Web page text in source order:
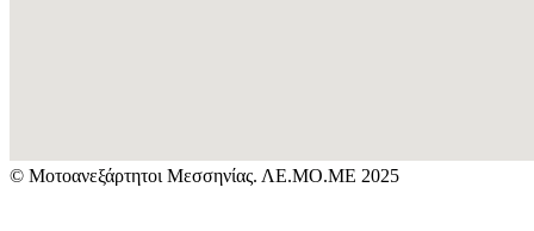
© Μοτοανεξάρτητοι Μεσσηνίας. ΛΕ.ΜΟ.ΜΕ 2025